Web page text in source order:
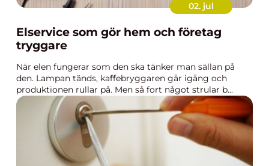
02. jul
Elservice som gör hem och företag
tryggare
När elen fungerar som den ska tänker man sällan på
den. Lampan tänds, kaffebryggaren går igång och
produktionen rullar på. Men så fort något strular b...